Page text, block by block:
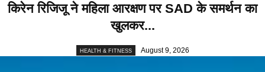
किरेन रिजिजू ने महिला आरक्षण पर SAD के समर्थन का
खुलकर...
HEALTH & FITNESS August 9, 2026